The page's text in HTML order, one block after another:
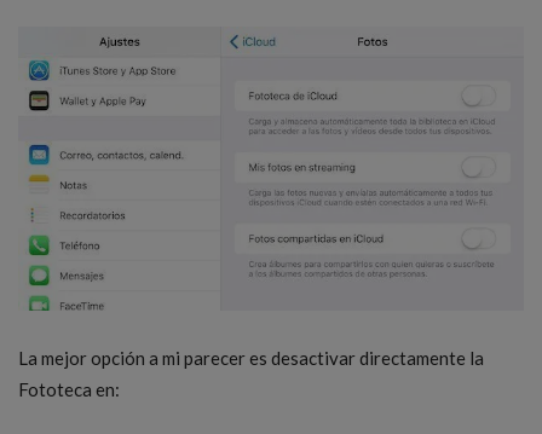
La mejor opción a mi parecer es desactivar directamente la
Fototeca en: